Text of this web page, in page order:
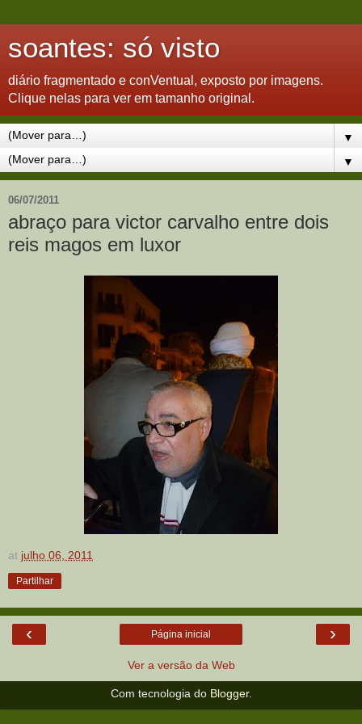
soantes: só visto
diário fragmentado e conVentual, exposto por imagens.
Clique nelas para ver em tamanho original.
▼
▼
06/07/2011
abraço para victor carvalho entre dois
reis magos em luxor
at julho 06, 2011
Partilhar
‹ ›
Página inicial
Ver a versão da Web
Com tecnologia do Blogger.